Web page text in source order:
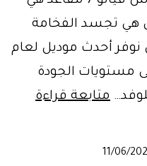
هي تجسد الفخامة
نوفر أحدث موديل لعام
مستويات الجودة
متابعة قراءة
11/06/